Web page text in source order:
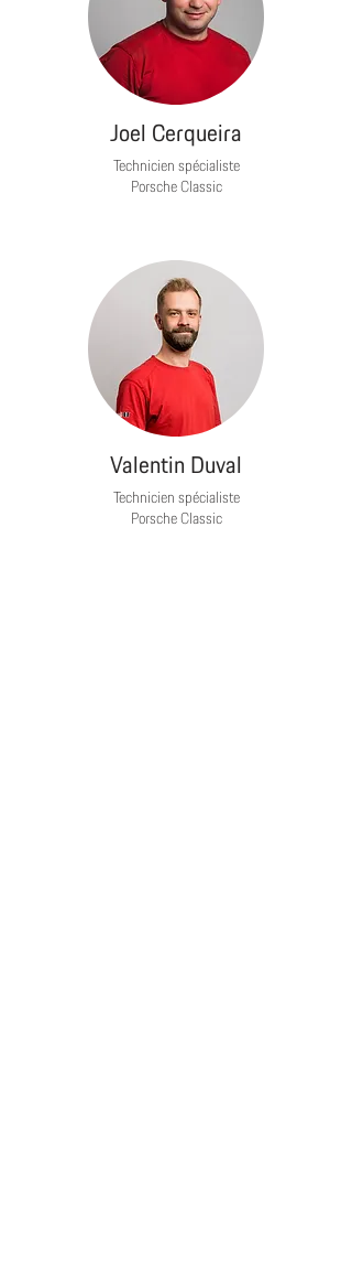
Joel Cerqueira
Technicien spécialiste
Porsche Classic
Valentin Duval
Technicien spécialiste
Porsche Classic